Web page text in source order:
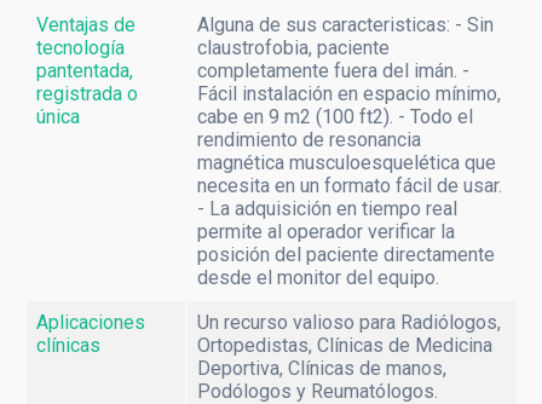
Ecografía
Radiografía
Mamografía
Resonancia Magnética
Ventajas de
tecnología
pantentada,
registrada o
única
Alguna de sus caracteristicas: - Sin
claustrofobia, paciente
completamente fuera del imán. -
Fácil instalación en espacio mínimo,
cabe en 9 m2 (100 ft2). - Todo el
rendimiento de resonancia
magnética musculoesquelética que
necesita en un formato fácil de usar.
- La adquisición en tiempo real
permite al operador verificar la
posición del paciente directamente
desde el monitor del equipo.
Aplicaciones
clínicas
Un recurso valioso para Radiólogos,
Ortopedistas, Clínicas de Medicina
Deportiva, Clínicas de manos,
Podólogos y Reumatólogos.